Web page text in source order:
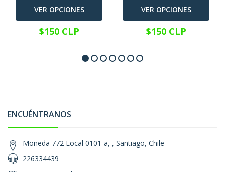
VER OPCIONES
$150 CLP
VER OPCIONES
$150 CLP
ENCUÉNTRANOS
Moneda 772 Local 0101-a, , Santiago, Chile
226334439